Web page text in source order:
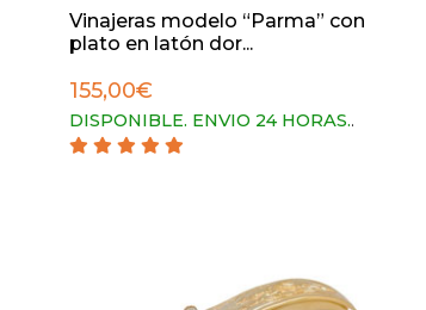
Vinajeras modelo “Parma” con
plato en latón dor...
155,00€
DISPONIBLE. ENVIO 24 HORAS..